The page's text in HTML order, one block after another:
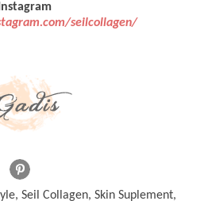
Instagram
seilcollagen/
, Seil Collagen, Skin Suplement,